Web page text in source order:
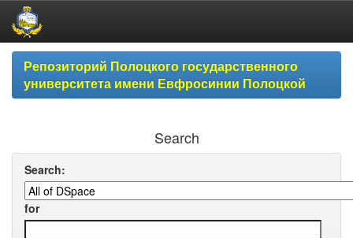
Skip
navigationРепозиторий Полоцкого государственного
университета имени Евфросинии Полоцкой
Search
Search:
for